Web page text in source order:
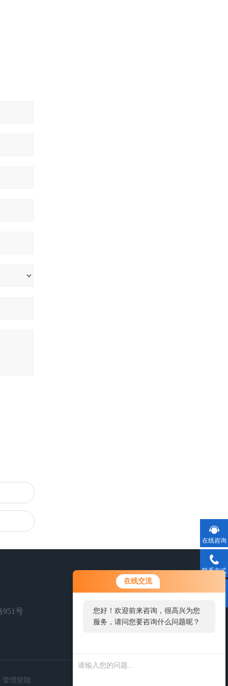
在线交流
您好！欢迎前来咨询，很高兴为您
服务，请问您要咨询什么问题呢？
了需求产品，您可以直接在线与我
联系！
951号
管理登陆
在线咨询
联系方式